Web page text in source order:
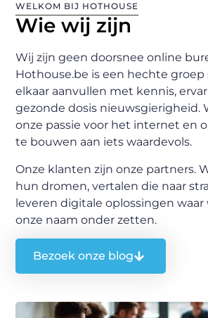
WELKOM BIJ HOTHOUSE
Wie wij zijn
Wij zijn geen doorsnee online
Hothouse.be is een hechte groep
elkaar aanvullen met kennis,
gezonde dosis nieuwsgierigheid.
onze passie voor het internet en
te bouwen aan iets waardevols.
Onze klanten zijn onze partners.
hun dromen, vertalen die naar
leveren digitale oplossingen
onze naam onder zetten.
Bezoek onze blog